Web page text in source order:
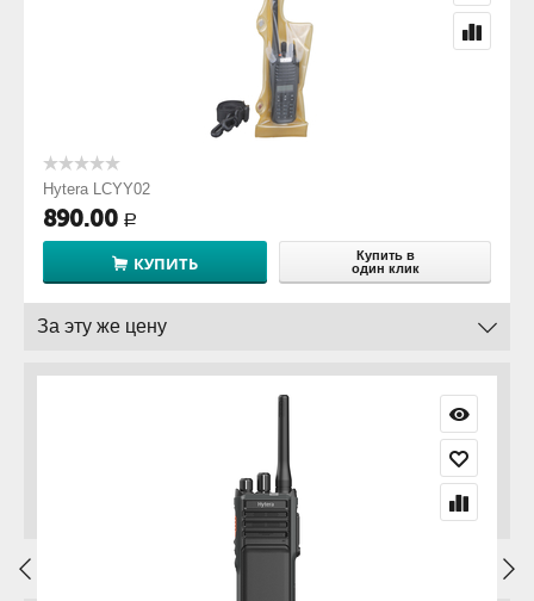
Hytera LCYY02
890.00 Р
КУПИТЬ
Купить в
один клик
За эту же цену